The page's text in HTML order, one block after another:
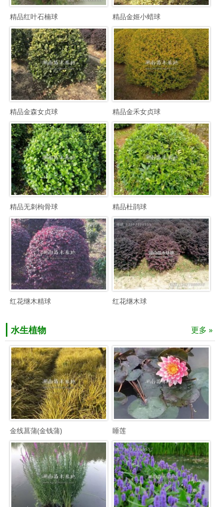
精品红叶石楠球 精品金姬小蜡球
精品金森女贞球 精品金禾女贞球
精品无刺枸骨球 精品杜鹃球
红花继木精球 红花继木球
水生植物 更多 »
金线菖蒲(金钱蒲) 睡莲